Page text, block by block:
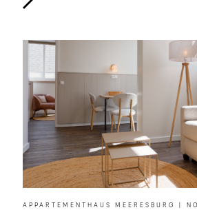
APPARTEMENTHAUS MEERESBURG |